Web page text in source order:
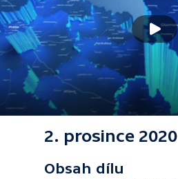
2. prosince 2020
Obsah dílu